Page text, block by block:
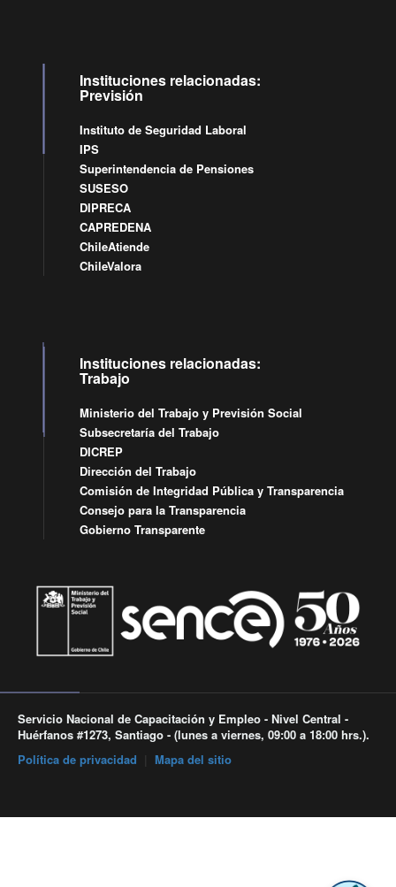
Instituciones relacionadas:
Previsión
Instituto de Seguridad Laboral
IPS
Superintendencia de Pensiones
SUSESO
DIPRECA
CAPREDENA
ChileAtiende
ChileValora
Instituciones relacionadas:
Trabajo
Ministerio del Trabajo y Previsión Social
Subsecretaría del Trabajo
DICREP
Dirección del Trabajo
Comisión de Integridad Pública y Transparencia
Consejo para la Transparencia
Gobierno Transparente
Servicio Nacional de Capacitación y Empleo - Nivel Central -
Huérfanos #1273, Santiago - (lunes a viernes, 09:00 a 18:00 hrs.).
Política de privacidad
Mapa del sitio